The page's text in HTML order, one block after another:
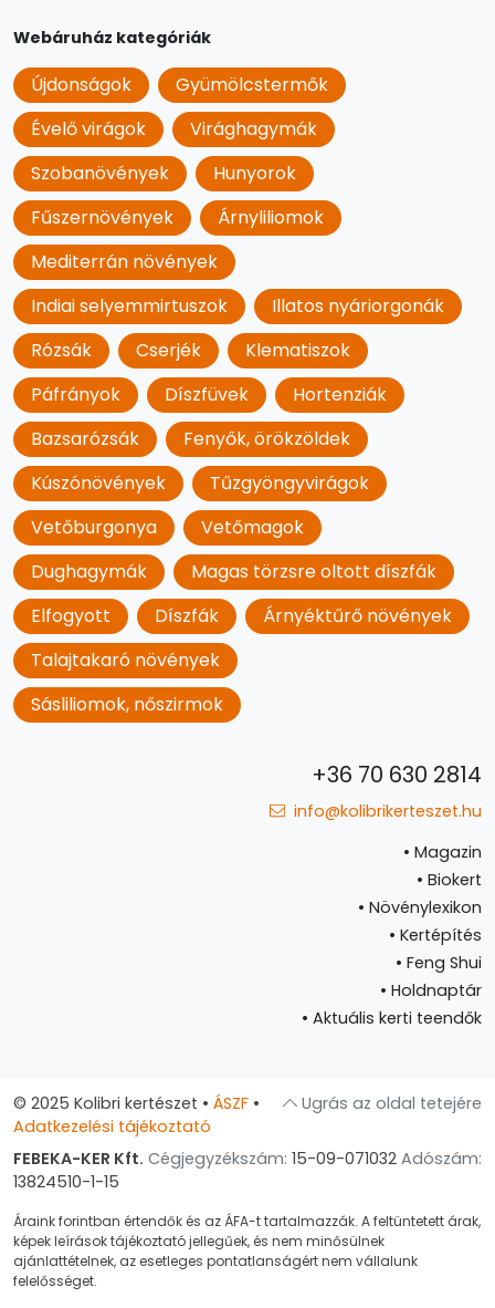
Webáruház kategóriák
Újdonságok
Gyümölcstermők
Évelő virágok
Virághagymák
Szobanövények
Hunyorok
Fűszernövények
Árnyliliomok
Mediterrán növények
Indiai selyemmirtuszok
Illatos nyáriorgonák
Rózsák
Cserjék
Klematiszok
Páfrányok
Díszfüvek
Hortenziák
Bazsarózsák
Fenyők, örökzöldek
Kúszónövények
Tűzgyöngyvirágok
Vetőburgonya
Vetőmagok
Dughagymák
Magas törzsre oltott díszfák
Elfogyott
Díszfák
Árnyéktűrő növények
Talajtakaró növények
Sásliliomok, nőszirmok
+36 70 630 2814
info@kolibrikerteszet.hu
• Magazin
• Biokert
• Növénylexikon
• Kertépítés
• Feng Shui
• Holdnaptár
• Aktuális kerti teendők
Ugrás az oldal tetejére
© 2025 Kolibri kertészet • ÁSZF •
Adatkezelési tájékoztató
FEBEKA-KER Kft. Cégjegyzékszám: 15-09-071032 Adószám:
13824510-1-15
Áraink forintban értendők és az ÁFA-t tartalmazzák. A feltüntetett árak,
képek leírások tájékoztató jellegűek, és nem minősülnek
ajánlattételnek, az esetleges pontatlanságért nem vállalunk
felelősséget.